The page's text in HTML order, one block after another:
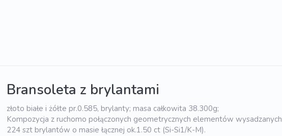
Bransoleta z brylantami
złoto białe i żółte pr.0.585, brylanty; masa całkowita 38.300g;
Kompozycja z ruchomo połączonych geometrycznych elementów wysadzanych
224 szt brylantów o masie łącznej ok.1.50 ct (Si-Si1/K-M).